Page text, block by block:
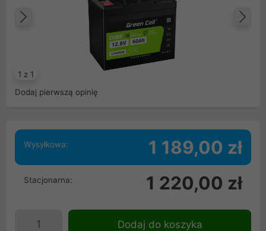
1 z 1
Poprzedni
Dodaj pierwszą opinię
Wysyłkowa: 1 189,00 zł
Stacjonarna: 1 220,00 zł
Dodaj do koszyka